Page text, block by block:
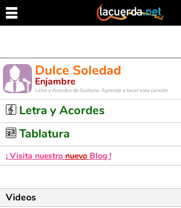
Dulce Soledad
Enjambre
Letra y Acordes de Guitarra. Aprende a tocar esta canción
Letra y Acordes
Tablatura
¡ Visita nuestro nuevo Blog !
Videos